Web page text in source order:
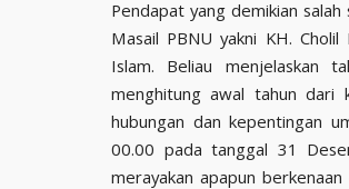
Pendapat yang demikian
Masail PBNU yakni KH.
Islam. Beliau menjelaskan
menghitung awal tahun dari
hubungan dan kepentingan
00.00 pada tanggal 31
merayakan apapun